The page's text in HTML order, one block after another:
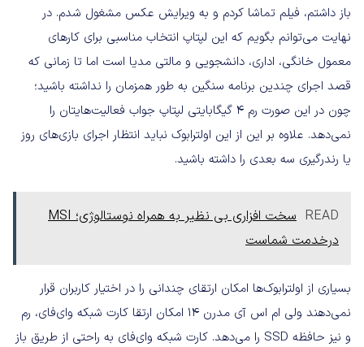
باز داشتم، فیلم تماشا کردم و به ویرایش عکس مشغول شدم. در
نهایت می‌توانم بگویم که این لپتاپ انتخاب مناسبی برای کارهای
معمول خانگی، اداری، دانشجویی و مالتی مدیا است اما تا زمانی که
قصد اجرای چندین برنامه سنگین به طور همزمان را نداشته باشید؛
چون در این صورت رم ۴ گیگابایتی لپتاپ جواب فعالیت‌هایتان را
نمی‌دهد. علاوه بر این از این اولترابوک نباید انتظار اجرای بازی‌های روز
یا رندرگیری سه بعدی را داشته باشید.
READ
سخت افزاری بی نظیر به همراه نوستالوژی؛ MSI
درخدمت شماست
بسیاری از اولترابوک‌ها امکان ارتقای چندانی را در اختیار کاربران قرار
نمی‌دهند ولی ام اس آی مدرن ۱۴ امکان ارتقا کارت شبکه وای‌فای، رم
و نیز حافظه SSD را می‌دهد. کارت شبکه وای‌فای به راحتی از طریق باز